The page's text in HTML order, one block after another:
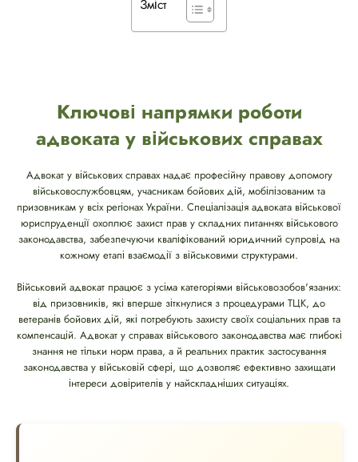
Зміст
Ключові напрямки роботи
адвоката у військових справах
Адвокат у військових справах надає професійну правову допомогу
військовослужбовцям, учасникам бойових дій, мобілізованим та
призовникам у всіх регіонах України. Спеціалізація адвоката військової
юриспруденції охоплює захист прав у складних питаннях військового
законодавства, забезпечуючи кваліфікований юридичний супровід на
кожному етапі взаємодії з військовими структурами.
Військовий адвокат працює з усіма категоріями військовозобов'язаних:
від призовників, які вперше зіткнулися з процедурами ТЦК, до
ветеранів бойових дій, які потребують захисту своїх соціальних прав та
компенсацій. Адвокат у справах військового законодавства має глибокі
знання не тільки норм права, а й реальних практик застосування
законодавства у військовій сфері, що дозволяє ефективно захищати
інтереси довірителів у найскладніших ситуаціях.